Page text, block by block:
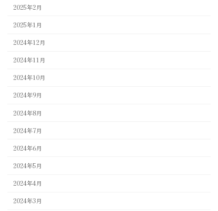
2025年2月
2025年1月
2024年12月
2024年11月
2024年10月
2024年9月
2024年8月
2024年7月
2024年6月
2024年5月
2024年4月
2024年3月